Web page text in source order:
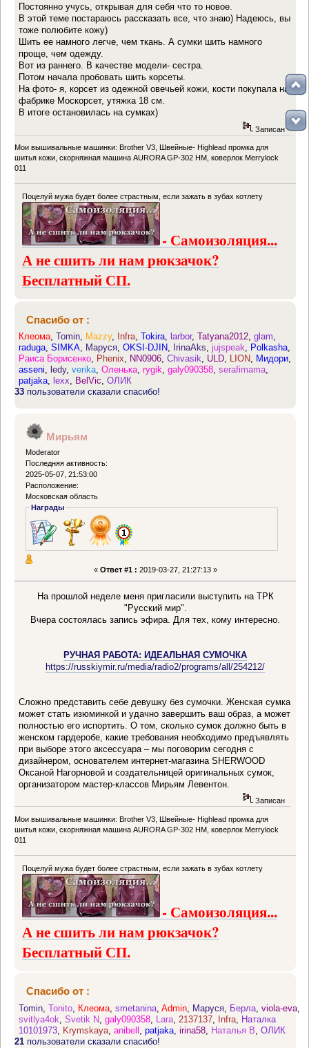
Постоянно учусь, открывая для себя что то новое.
В этой теме постараюсь рассказать все, что знаю) Надеюсь, вы
тоже полюбите кожу)
Шить ее намного легче, чем ткань. А сумки шить намного
проще, чем одежду.
Вот из раннего. В качестве модели- сестра.
Потом начала пробовать шить корсеты.
На фото- я, корсет из одежной овечьей кожи, кости покупала на
фабрике Москорсет, утяжка 18 см.
В итоге остановилась на сумках)
Записан
Мои вышивальные машинки: Brother V3, Швейные- Highlead промка для
шитья кожи, скорняжная машина AURORA GP-302 HM, коверлок Merrylock
011
Поцелуй мужа будет более страстным, если зажать в зубах котлету
- Самоизоляция...
А не сшить ли нам рюкзачок?
Бесплатный СП.
Спасибо от :
Клеома,Tomin, Mazzy, Infra,Tokira, larbor,Tatyana2012,glam,
raduga,SIMKA, Маруся,OKSI-DJIN, IrinaAks, jujspeak, Polkasha,
Раиса Борисенко, Phenix, NN0906,Chivasik, ULD, LION, Мидори,
asseni, ledy,verika,Оленька,rygik,galy090358,serafimama,
patjaka, lexx, BelVic,ОЛИК
33 пользователи сказали спасибо!
Мирьям
Moderator
Последняя активность:
2025-05-07, 21:53:00
Расположение:
Московская область
Награды
« Ответ #1 : 2019-03-27, 21:27:13 »
На прошлой неделе меня пригласили выступить на ТРК
"Русский мир".
Вчера состоялась запись эфира. Для тех, кому интересно.
РУЧНАЯ РАБОТА: ИДЕАЛЬНАЯ СУМОЧКА
https://russkiymir.ru/media/radio2/programs/all/254212/
Сложно представить себе девушку без сумочки. Женская сумка
может стать изюминкой и удачно завершить ваш образ, а может
полностью его испортить. О том, сколько сумок должно быть в
женском гардеробе, какие требования необходимо предъявлять
при выборе этого аксессуара – мы поговорим сегодня с
дизайнером, основателем интернет-магазина SHERWOOD
Оксаной Нагорновой и создательницей оригинальных сумок,
организатором мастер-классов Мирьям Левентон.
Записан
Мои вышивальные машинки: Brother V3, Швейные- Highlead промка для
шитья кожи, скорняжная машина AURORA GP-302 HM, коверлок Merrylock
011
Поцелуй мужа будет более страстным, если зажать в зубах котлету
- Самоизоляция...
А не сшить ли нам рюкзачок?
Бесплатный СП.
Спасибо от :
Tomin,Tonito, Клеома,smetanina,Admin, Маруся, Берла,viola-eva,
svitlya4ok,Svetik N,galy090358, Lara,2137137, Infra, Наталка
10101973, Krymskaya,anibell ,patjaka,irina58, Наталья В,ОЛИК
21 пользователи сказали спасибо!